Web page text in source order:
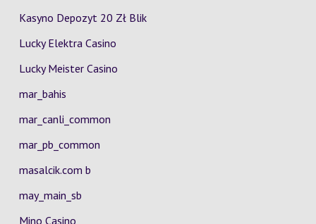
Kasyno Depozyt 20 Zł Blik
Lucky Elektra Casino
Lucky Meister Casino
mar_bahis
mar_canli_common
mar_pb_common
masalcik.com b
may_main_sb
Mino Casino